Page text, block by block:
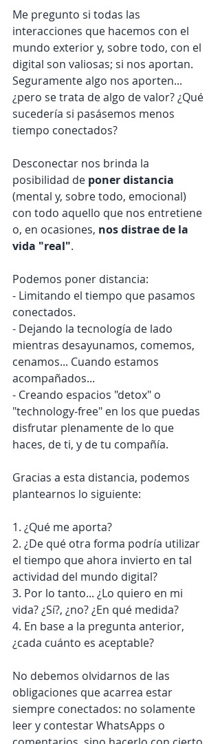
Me pregunto si todas las
interacciones que hacemos con el
mundo exterior y, sobre todo, con el
digital son valiosas; si nos aportan.
Seguramente algo nos aporten...
¿pero se trata de algo de valor? ¿Qué
sucedería si pasásemos menos
tiempo conectados?
Desconectar nos brinda la
posibilidad de poner distancia
(mental y, sobre todo, emocional)
con todo aquello que nos entretiene
o, en ocasiones, nos distrae de la
vida "real".
Podemos poner distancia:
- Limitando el tiempo que pasamos
conectados.
- Dejando la tecnología de lado
mientras desayunamos, comemos,
cenamos... Cuando estamos
acompañados...
- Creando espacios "detox" o
"technology-free" en los que puedas
disfrutar plenamente de lo que
haces, de ti, y de tu compañía.
Gracias a esta distancia, podemos
plantearnos lo siguiente:
1. ¿Qué me aporta?
2. ¿De qué otra forma podría utilizar
el tiempo que ahora invierto en tal
actividad del mundo digital?
3. Por lo tanto... ¿Lo quiero en mi
vida? ¿Sí?, ¿no? ¿En qué medida?
4. En base a la pregunta anterior,
¿cada cuánto es aceptable?
No debemos olvidarnos de las
obligaciones que acarrea estar
siempre conectados: no solamente
leer y contestar WhatsApps o